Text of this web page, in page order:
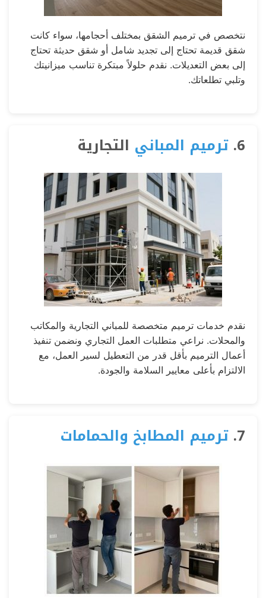
نتخصص في ترميم الشقق بمختلف أحجامها، سواء كانت
شقق قديمة تحتاج إلى تجديد شامل أو شقق حديثة تحتاج
إلى بعض التعديلات. نقدم حلولاً مبتكرة تناسب ميزانيتك
وتلبي تطلعاتك.
6. ترميم المباني التجارية
نقدم خدمات ترميم متخصصة للمباني التجارية والمكاتب
والمحلات. نراعي متطلبات العمل التجاري ونضمن تنفيذ
أعمال الترميم بأقل قدر من التعطيل لسير العمل، مع
الالتزام بأعلى معايير السلامة والجودة.
7. ترميم المطابخ والحمامات